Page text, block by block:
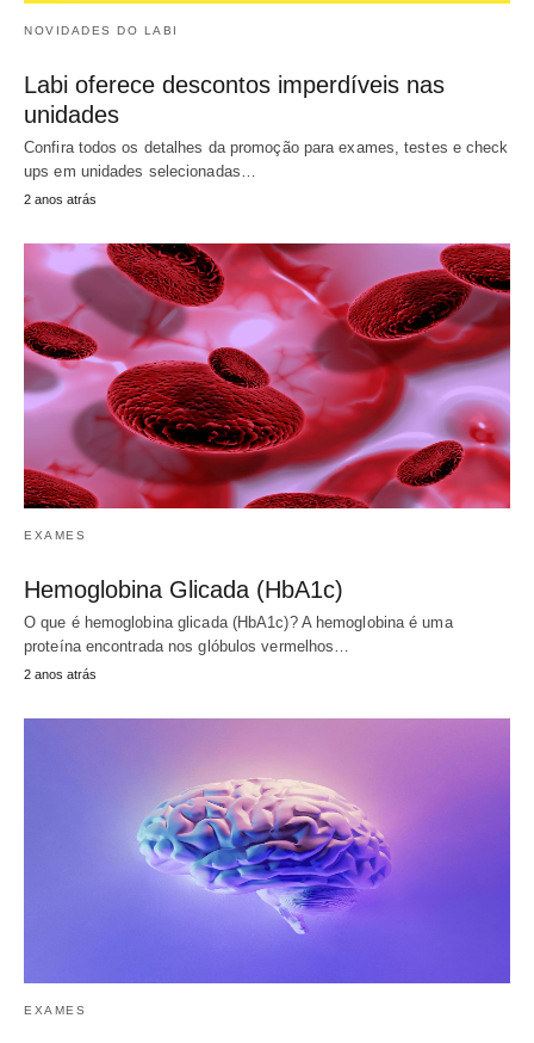
NOVIDADES DO LABI
Labi oferece descontos imperdíveis nas
unidades
Confira todos os detalhes da promoção para exames, testes e check
ups em unidades selecionadas…
2 anos atrás
EXAMES
Hemoglobina Glicada (HbA1c)
O que é hemoglobina glicada (HbA1c)? A hemoglobina é uma
proteína encontrada nos glóbulos vermelhos…
2 anos atrás
EXAMES